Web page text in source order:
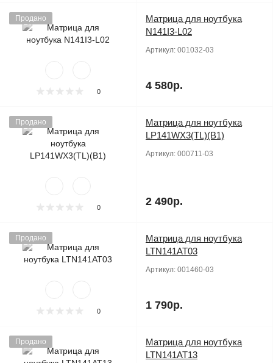
Продано
0
Матрица для ноутбука
N141I3-L02
Артикул: 001032-03
4 580р.
Продано
0
Матрица для ноутбука
LP141WX3(TL)(B1)
Артикул: 000711-03
2 490р.
Продано
0
Матрица для ноутбука
LTN141AT03
Артикул: 001460-03
1 790р.
Продано
Матрица для ноутбука
LTN141AT13